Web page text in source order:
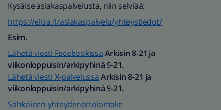
Kysäise asiakaspalvelusta, niin selviää:
https://elisa.fi/asiakaspalvelu/yhteystiedot/
Esim.
Lähetä viesti FacebookissaArkisin 8-21 ja
viikonloppuisin/arkipyhinä 9-21.
Lähetä viesti X-palvelussaArkisin 8-21 ja
viikonloppuisin/arkipyhinä 9-21.
Sähköinen yhteydenottolomake